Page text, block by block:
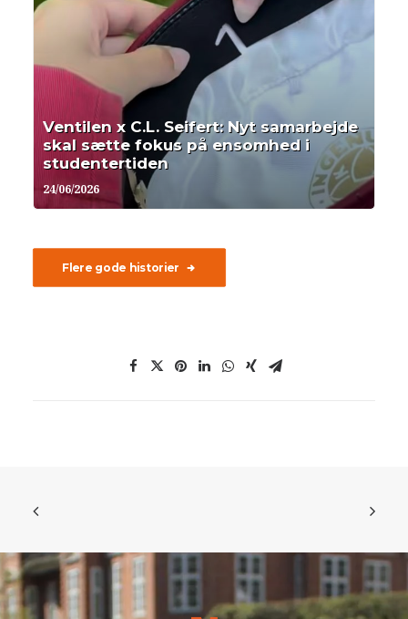
Ventilen x C.L. Seifert: Nyt samarbejde
skal sætte fokus på ensomhed i
studentertiden
24/06/2026
Flere gode historier